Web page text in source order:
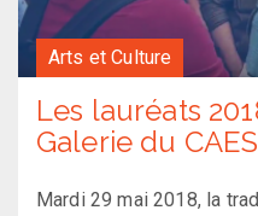
Arts et Culture
Les lauréats
Galerie du CAES
Mardi 29 mai 2018, la